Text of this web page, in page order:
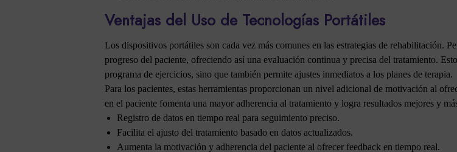
Ventajas del Uso de Tecnologías Portátiles
Los dispositivos portátiles son cada vez más comunes en las estrategias de rehabilitación.
progreso del paciente, ofreciendo así una evaluación continua y precisa del tratamiento.
programa de ejercicios, sino que también permite ajustes inmediatos a los planes de terapia.
Para los pacientes, estas herramientas proporcionan un nivel adicional de motivación al
en el paciente fomenta una mayor adherencia al tratamiento y logra resultados mejores y
Registro de datos en tiempo real para seguimiento preciso.
Facilita el ajusto del tratamiento basado en datos actualizados.
Aumenta la motivación y adherencia del paciente al ofrecer feedback en tiempo real.